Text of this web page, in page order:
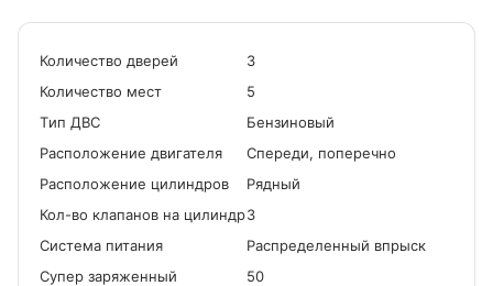
Количество дверей
3
Количество мест
5
Tип ДВС
Бензиновый
Расположение двигателя
Спереди, поперечно
Расположение цилиндров
Рядный
Кол-во клапанов на цилиндр3
Система питания
Распределенный впрыск
Cупер заряженный
50